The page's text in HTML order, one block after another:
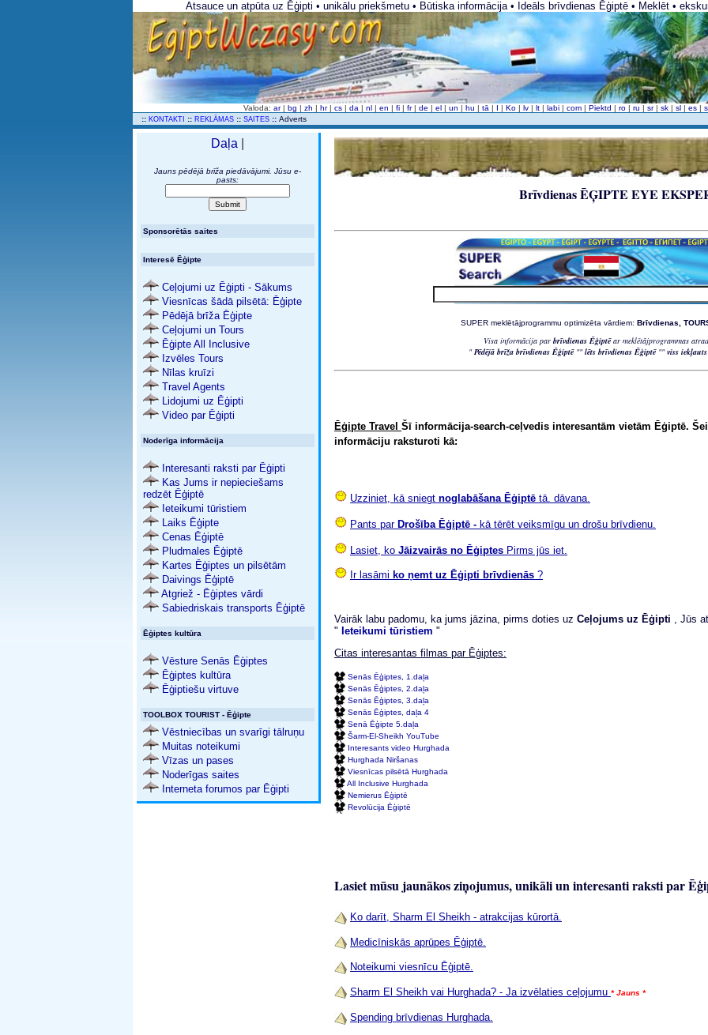
Atsauce un atpūta uz Ēģipti • unikālu priekšmetu • Būtiska informācija • Ideāls brīvdienas Ēģiptē • Meklēt •
Valoda: ar | bg | zh | hr | cs | da | nl | en | fi | fr | de | el | un | hu | tā | I | Ko | lv | lt | labi | com | Piektd | ro | ru | sr | sk | sl | es |
:: KONTAKTI :: REKLĀMAS :: SAITES :: Adverts
Daļa
Jauns pēdējā brīža piedāvājumi. Jūsu e-
pasts:
Sponsorētās saites
Interesē Ēģipte
Ceļojumi uz Ēģipti - Sākums
Viesnīcas šādā pilsētā: Ēģipte
Pēdējā brīža Ēģipte
Ceļojumi un Tours
Ēģipte All Inclusive
Izvēles Tours
Nīlas kruīzi
Travel Agents
Lidojumi uz Ēģipti
Video par Ēģipti
Noderīga informācija
Interesanti raksti par Ēģipti
Kas Jums ir nepieciešams
redzēt Ēģiptē
Ieteikumi tūristiem
Laiks Ēģipte
Cenas Ēģiptē
Pludmales Ēģiptē
Kartes Ēģiptes un pilsētām
Daivings Ēģiptē
Atgriež - Ēģiptes vārdi
Sabiedriskais transports Ēģiptē
Ēģiptes kultūra
Vēsture Senās Ēģiptes
Ēģiptes kultūra
Ēģiptiešu virtuve
TOOLBOX TOURIST - Ēģipte
Vēstniecības un svarīgi tālruņu
Muitas noteikumi
Vīzas un pases
Noderīgas saites
Interneta forumos par Ēģipti
Brīvdienas ĒĢIPTE EYE
SUPER meklētājprogrammu optimizēta vārdiem: Brīvdienas,
Visa informācija par brīvdienas Ēģiptēar meklētājprogrammas
"Pēdējā brīža brīvdienas Ēģiptē ""lēts brīvdienas Ēģiptē ""viss
Ēģipte Travel Šī informācija-search-ceļvedis interesantām vietām Ēģiptē.
informāciju raksturoti kā:
Uzziniet, kā sniegt noglabāšana Ēģiptē tā. dāvana.
Pants par Drošība Ēģiptē - kā tērēt veiksmīgu un drošu brīvdienu.
Lasiet, ko Jāizvairās no Ēģiptes Pirms jūs iet.
Ir lasāmi ko ņemt uz Ēģipti brīvdienās ?
Vairāk labu padomu, ka jums jāzina, pirms doties uz Ceļojums uz Ēģipti , Jūs
" Ieteikumi tūristiem "
Citas interesantas filmas par Ēģiptes:
Senās Ēģiptes, 1.daļa
Senās Ēģiptes, 2.daļa
Senās Ēģiptes, 3.daļa
Senās Ēģiptes, daļa 4
Senā Ēģipte 5.daļa
Šarm-El-Sheikh YouTube
Interesants video Hurghada
Hurghada Niršanas
Viesnīcas pilsētā Hurghada
All Inclusive Hurghada
Nemierus Ēģiptē
Revolūcija Ēģiptē
Lasiet mūsu jaunākos ziņojumus, unikāli un interesanti raksti par
Ko darīt, Sharm El Sheikh - atrakcijas kūrortā.
Medicīniskās aprūpes Ēģiptē.
Noteikumi viesnīcu Ēģiptē.
Sharm El Sheikh vai Hurghada? - Ja izvēlaties ceļojumu * Jauns *
Spending brīvdienas Hurghada.